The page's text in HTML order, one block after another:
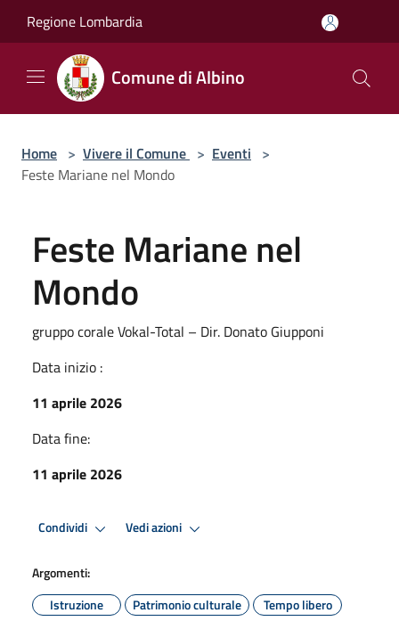
Regione Lombardia
Comune di Albino
Home > Vivere il Comune > Eventi >
Feste Mariane nel Mondo
Feste Mariane nel
Mondo
gruppo corale Vokal-Total – Dir. Donato Giupponi
Data inizio :
11 aprile 2026
Data fine:
11 aprile 2026
Condividi Vedi azioni
Argomenti:
Istruzione
Patrimonio culturale Tempo libero